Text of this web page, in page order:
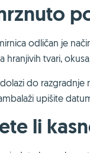
odličan je
hranjivih tvari,
do
upišite
li